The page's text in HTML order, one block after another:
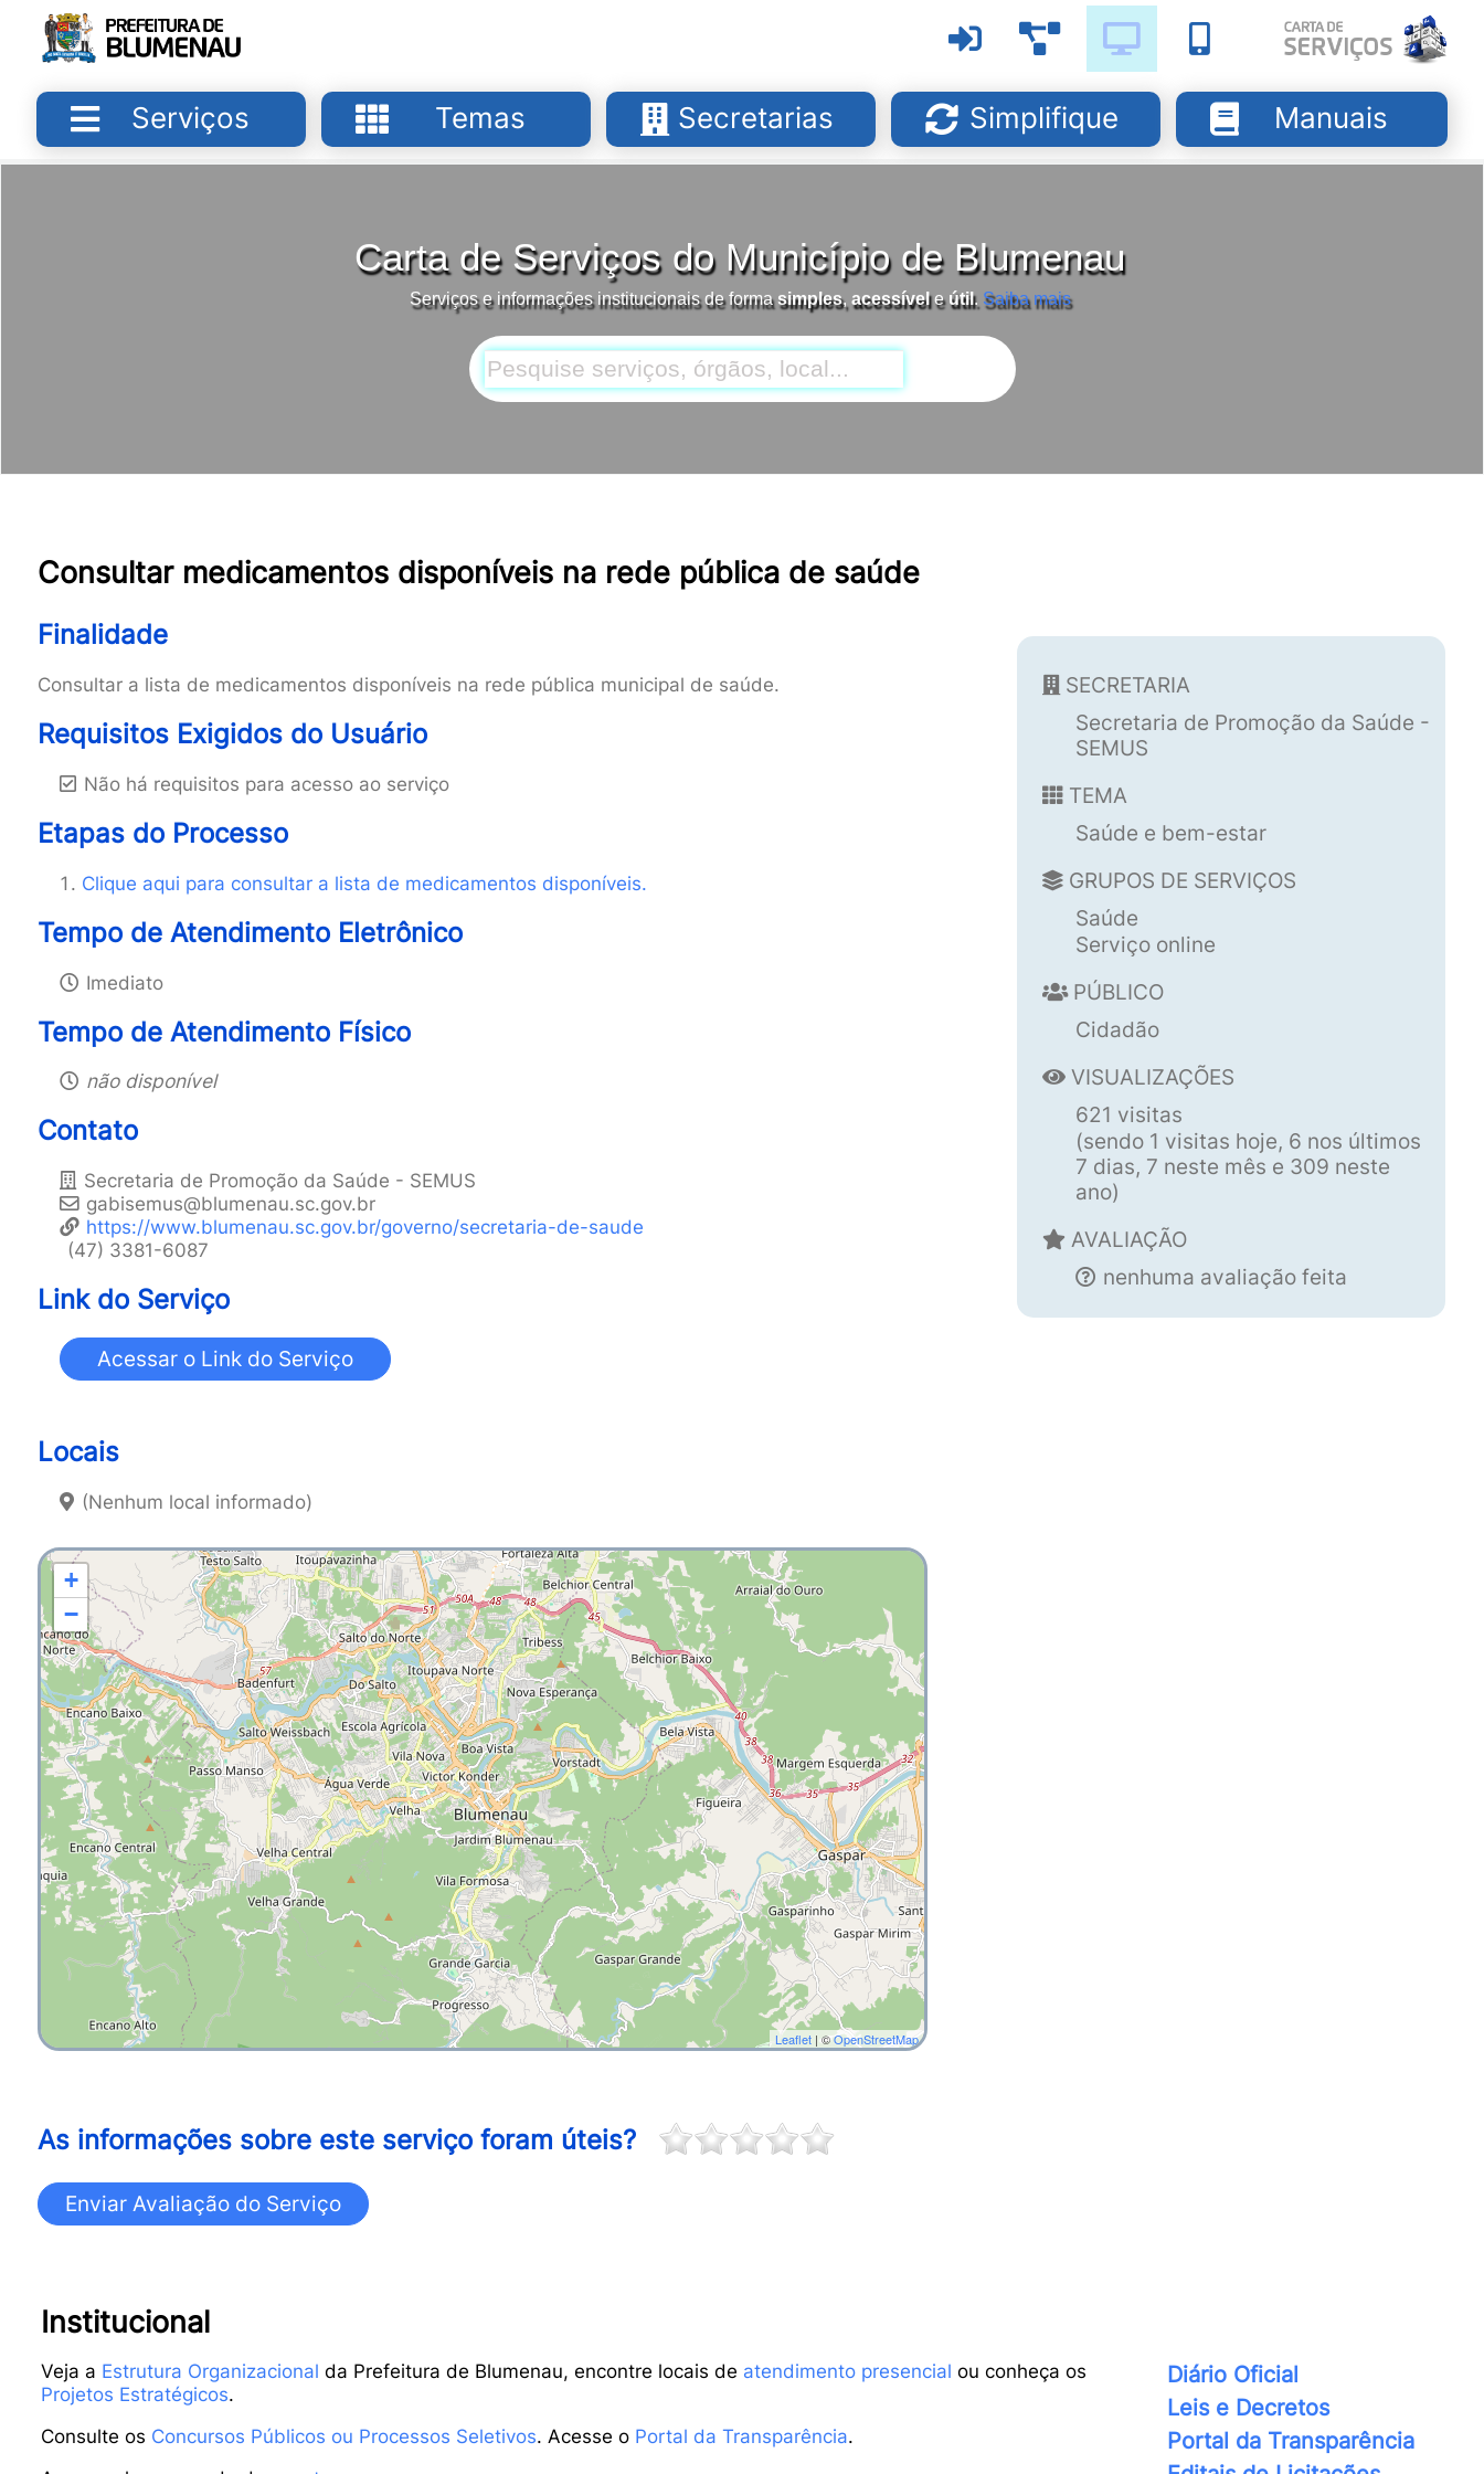
Serviços Temas Secretarias Simplifique Manuais
Carta de Serviços do Município de Blumenau
Serviços e informações institucionais de formasimples, acessíveleútil. Saiba mais
SECRETARIA
Secretaria de Promoção da Saúde -
SEMUS
TEMA
Saúde e bem-estar
GRUPOS DE SERVIÇOS
Saúde
Serviço online
PÚBLICO
Cidadão
VISUALIZAÇÕES
621 visitas
(sendo 1 visitas hoje, 6 nos últimos
7 dias, 7 neste mês e 309 neste
ano)
AVALIAÇÃO
nenhuma avaliação feita
Consultar medicamentos disponíveis na rede pública de saúde
Finalidade
Consultar a lista de medicamentos disponíveis na rede pública municipal de saúde.
Requisitos Exigidos do Usuário
Não há requisitos para acesso ao serviço
Etapas do Processo
Clique aqui para consultar a lista de medicamentos disponíveis.
Tempo de Atendimento Eletrônico
Imediato
Tempo de Atendimento Físico
não disponível
Contato
Secretaria de Promoção da Saúde - SEMUS
gabisemus@blumenau.sc.gov.br
https://www.blumenau.sc.gov.br/governo/secretaria-de-saude
(47) 3381-6087
Link do Serviço
Locais
(Nenhum local informado)
+
−
Leaflet | ©OpenStreetMap
As informações sobre este serviço foram úteis?
Institucional
Veja a Estrutura Organizacional da Prefeitura de Blumenau, encontre locais de atendimento presencial ou conheça os
Projetos Estratégicos.
Consulte os Concursos Públicos ou Processos Seletivos. Acesse o Portal da Transparência.
Diário Oficial
Leis e Decretos
Portal da Transparência